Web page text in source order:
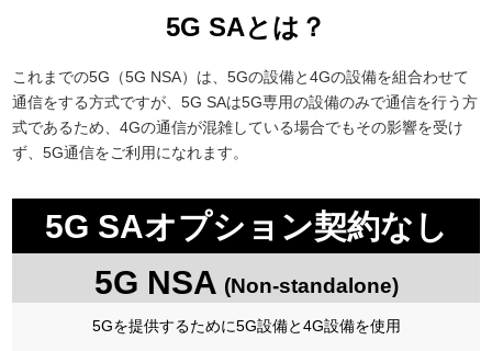
5G SAとは？
これまでの5G（5G NSA）は、5Gの設備と4Gの設備を組合わせて
通信をする方式ですが、5G SAは5G専用の設備のみで通信を行う方
式であるため、4Gの通信が混雑している場合でもその影響を受け
ず、5G通信をご利用になれます。
5G SAオプション契約なし
5G NSA (Non-standalone)
5Gを提供するために5G設備と4G設備を使用